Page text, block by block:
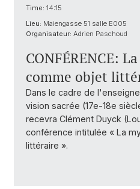
Time: 14:15
Lieu: Maiengasse 51 salle E005
Organisateur: Adrien Paschoud
CONFÉRENCE:
comme objet
Dans le cadre de
vision sacrée (17e-18e
recevra Clément Duyck
conférence intitulée « La
littéraire ».